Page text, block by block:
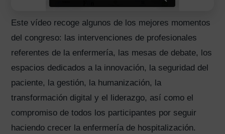
Este vídeo recoge algunos de los mejores momentos
del congreso: las intervenciones de profesionales
referentes de la enfermería, las mesas de debate, los
espacios dedicados a la innovación, la seguridad del
paciente, la gestión, la humanización, la
transformación digital y el liderazgo, así como el
compromiso de todos los participantes por seguir
haciendo crecer la enfermería de hospitalización.